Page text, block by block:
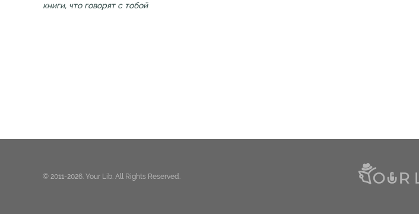
книги, что говорят с тобой
© 2011-2026. Your Lib. All Rights Reserved.